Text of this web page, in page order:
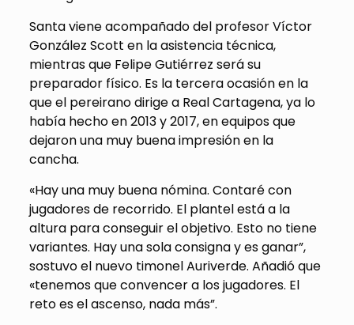
Santa viene acompañado del profesor Víctor
González Scott en la asistencia técnica,
mientras que Felipe Gutiérrez será su
preparador físico. Es la tercera ocasión en la
que el pereirano dirige a Real Cartagena, ya lo
había hecho en 2013 y 2017, en equipos que
dejaron una muy buena impresión en la
cancha.
«Hay una muy buena nómina. Contaré con
jugadores de recorrido. El plantel está a la
altura para conseguir el objetivo. Esto no tiene
variantes. Hay una sola consigna y es ganar”,
sostuvo el nuevo timonel Auriverde. Añadió que
«tenemos que convencer a los jugadores. El
reto es el ascenso, nada más”.